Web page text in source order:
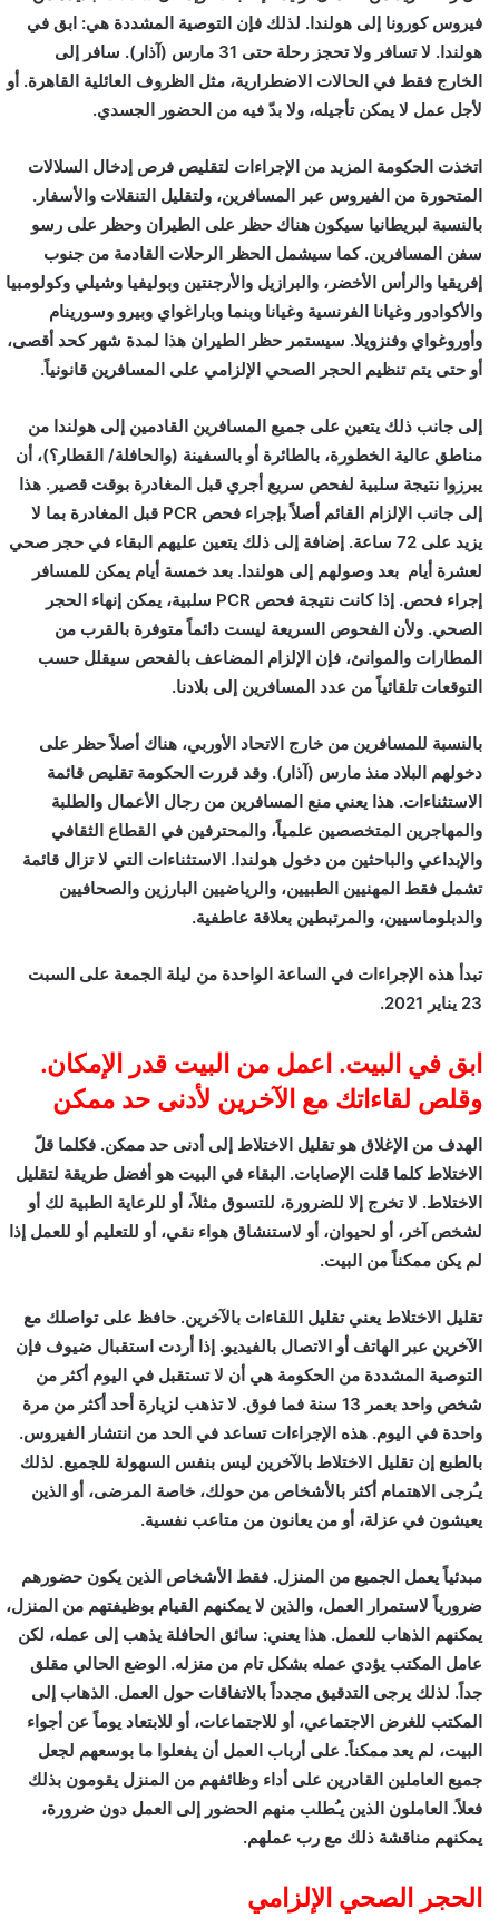
فيروس كورونا إلى هولندا. لذلك فإن التوصية المشددة هي: ابق في
هولندا. لا تسافر ولا تحجز رحلة حتى 31 مارس (آذار). سافر إلى
الخارج فقط في الحالات الاضطرارية، مثل الظروف العائلية القاهرة. أو
لأجل عمل لا يمكن تأجيله، ولا بدّ فيه من الحضور الجسدي.
اتخذت الحكومة المزيد من الإجراءات لتقليص فرص إدخال السلالات
المتحورة من الفيروس عبر المسافرين، ولتقليل التنقلات والأسفار.
بالنسبة لبريطانيا سيكون هناك حظر على الطيران وحظر على رسو
سفن المسافرين. كما سيشمل الحظر الرحلات القادمة من جنوب
إفريقيا والرأس الأخضر، والبرازيل والأرجنتين وبوليفيا وشيلي وكولومبيا
والأكوادور وغيانا الفرنسية وغيانا وبنما وباراغواي وبيرو وسورينام
وأوروغواي وفنزويلا. سيستمر حظر الطيران هذا لمدة شهر كحد أقصى،
أو حتى يتم تنظيم الحجر الصحي الإلزامي على المسافرين قانونياً.
إلى جانب ذلك يتعين على جميع المسافرين القادمين إلى هولندا من
مناطق عالية الخطورة، بالطائرة أو بالسفينة (والحافلة/ القطار؟)، أن
يبرزوا نتيجة سلبية لفحص سريع أجري قبل المغادرة بوقت قصير. هذا
إلى جانب الإلزام القائم أصلاً بإجراء فحص PCR قبل المغادرة بما لا
يزيد على 72 ساعة. إضافة إلى ذلك يتعين عليهم البقاء في حجر صحي
لعشرة أيام بعد وصولهم إلى هولندا. بعد خمسة أيام يمكن للمسافر
إجراء فحص. إذا كانت نتيجة فحص PCR سلبية، يمكن إنهاء الحجر
الصحي. ولأن الفحوص السريعة ليست دائماً متوفرة بالقرب من
المطارات والموانئ، فإن الإلزام المضاعف بالفحص سيقلل حسب
التوقعات تلقائياً من عدد المسافرين إلى بلادنا.
بالنسبة للمسافرين من خارج الاتحاد الأوربي، هناك أصلاً حظر على
دخولهم البلاد منذ مارس (آذار). وقد قررت الحكومة تقليص قائمة
الاستثناءات. هذا يعني منع المسافرين من رجال الأعمال والطلبة
والمهاجرين المتخصصين علمياً، والمحترفين في القطاع الثقافي
والإبداعي والباحثين من دخول هولندا. الاستثناءات التي لا تزال قائمة
تشمل فقط المهنيين الطبيين، والرياضيين البارزين والصحافيين
والدبلوماسيين، والمرتبطين بعلاقة عاطفية.
تبدأ هذه الإجراءات في الساعة الواحدة من ليلة الجمعة على السبت
23 يناير 2021.
ابق في البيت. اعمل من البيت قدر الإمكان.
وقلص لقاءاتك مع الآخرين لأدنى حد ممكن
الهدف من الإغلاق هو تقليل الاختلاط إلى أدنى حد ممكن. فكلما قلّ
الاختلاط كلما قلت الإصابات. البقاء في البيت هو أفضل طريقة لتقليل
الاختلاط. لا تخرج إلا للضرورة، للتسوق مثلاً، أو للرعاية الطبية لك أو
لشخص آخر، أو لحيوان، أو لاستنشاق هواء نقي، أو للتعليم أو للعمل إذا
لم يكن ممكناً من البيت.
تقليل الاختلاط يعني تقليل اللقاءات بالآخرين. حافظ على تواصلك مع
الآخرين عبر الهاتف أو الاتصال بالفيديو. إذا أردت استقبال ضيوف فإن
التوصية المشددة من الحكومة هي أن لا تستقبل في اليوم أكثر من
شخص واحد بعمر 13 سنة فما فوق. لا تذهب لزيارة أحد أكثر من مرة
واحدة في اليوم. هذه الإجراءات تساعد في الحد من انتشار الفيروس.
بالطبع إن تقليل الاختلاط بالآخرين ليس بنفس السهولة للجميع. لذلك
يـُرجى الاهتمام أكثر بالأشخاص من حولك، خاصة المرضى، أو الذين
يعيشون في عزلة، أو من يعانون من متاعب نفسية.
مبدئياً يعمل الجميع من المنزل. فقط الأشخاص الذين يكون حضورهم
ضرورياً لاستمرار العمل، والذين لا يمكنهم القيام بوظيفتهم من المنزل،
يمكنهم الذهاب للعمل. هذا يعني: سائق الحافلة يذهب إلى عمله، لكن
عامل المكتب يؤدي عمله بشكل تام من منزله. الوضع الحالي مقلق
جداً. لذلك يرجى التدقيق مجدداً بالاتفاقات حول العمل. الذهاب إلى
المكتب للغرض الاجتماعي، أو للاجتماعات، أو للابتعاد يوماً عن أجواء
البيت، لم يعد ممكناً. على أرباب العمل أن يفعلوا ما بوسعهم لجعل
جميع العاملين القادرين على أداء وظائفهم من المنزل يقومون بذلك
فعلاً. العاملون الذين يـُطلب منهم الحضور إلى العمل دون ضرورة،
يمكنهم مناقشة ذلك مع رب عملهم.
الحجر الصحي الإلزامي